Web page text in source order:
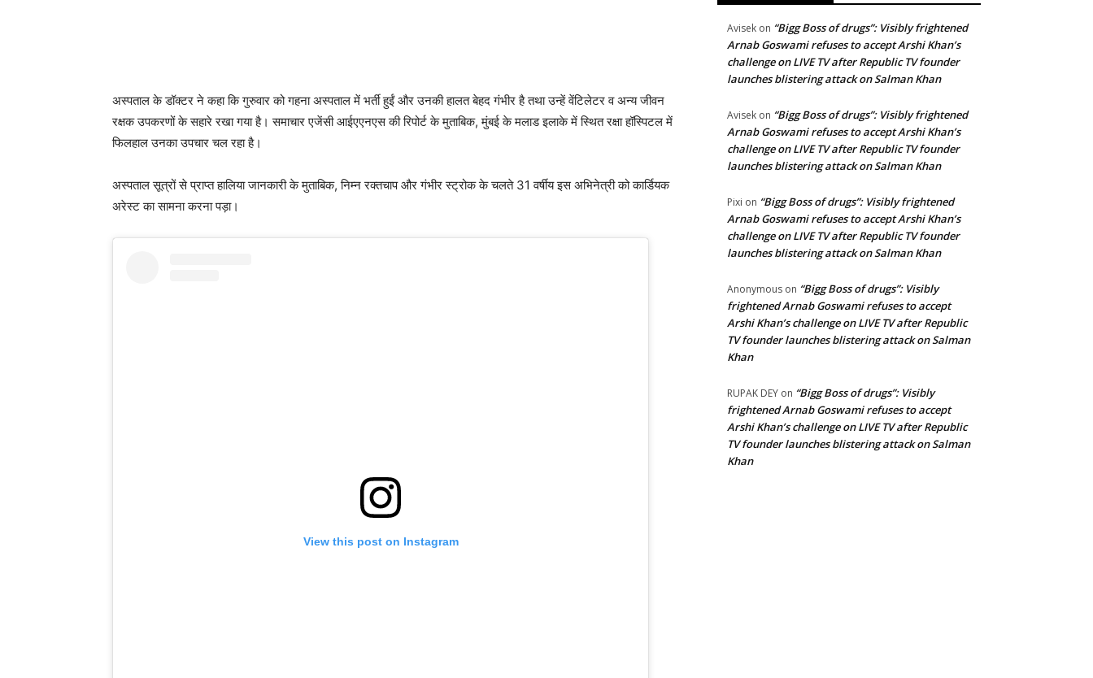
अस्पताल के डॉक्टर ने कहा कि गुरुवार को गहना अस्पताल में भर्ती हुईं और उनकी हालत बेहद गंभीर है तथा उन्हें वेंटिलेटर व अन्य जीवन
रक्षक उपकरणों के सहारे रखा गया है। समाचार एजेंसी आईएएनएस की रिपोर्ट के मुताबिक, मुंबई के मलाड इलाके में स्थित रक्षा हॉस्पिटल में
फिलहाल उनका उपचार चल रहा है।
अस्पताल सूत्रों से प्राप्त हालिया जानकारी के मुताबिक, निम्न रक्तचाप और गंभीर स्ट्रोक के चलते 31 वर्षीय इस अभिनेत्री को कार्डियक
अरेस्ट का सामना करना पड़ा।
View this post on Instagram
Avisek on “Bigg Boss of drugs”: Visibly frightened
Arnab Goswami refuses to accept Arshi Khan’s
challenge on LIVE TV after Republic TV founder
launches blistering attack on Salman Khan
Avisek on “Bigg Boss of drugs”: Visibly frightened
Arnab Goswami refuses to accept Arshi Khan’s
challenge on LIVE TV after Republic TV founder
launches blistering attack on Salman Khan
Pixi on “Bigg Boss of drugs”: Visibly frightened
Arnab Goswami refuses to accept Arshi Khan’s
challenge on LIVE TV after Republic TV founder
launches blistering attack on Salman Khan
Anonymous on “Bigg Boss of drugs”: Visibly
frightened Arnab Goswami refuses to accept
Arshi Khan’s challenge on LIVE TV after Republic
TV founder launches blistering attack on Salman
Khan
RUPAK DEY on “Bigg Boss of drugs”: Visibly
frightened Arnab Goswami refuses to accept
Arshi Khan’s challenge on LIVE TV after Republic
TV founder launches blistering attack on Salman
Khan